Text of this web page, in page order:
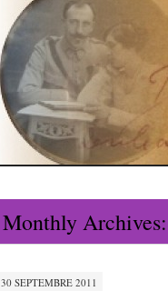
Monthly Archives:
30 SEPTEMBRE 2011